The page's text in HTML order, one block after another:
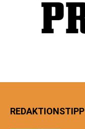
REDAKTIONSTIPP